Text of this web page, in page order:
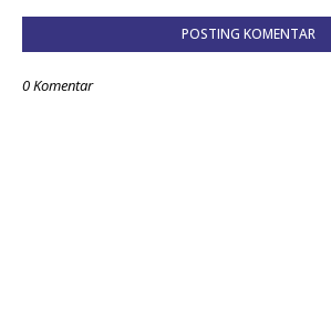
POSTING KOMENTAR
0 Komentar